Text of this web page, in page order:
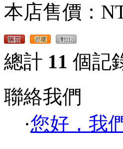
本店售價：
總計 11 個記
聯絡我們
·您好，我